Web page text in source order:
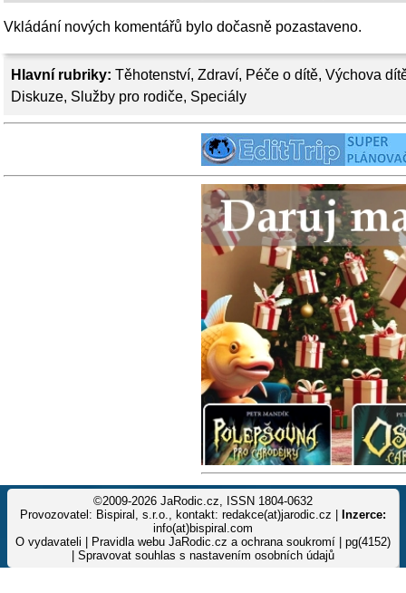
Hlavní rubriky: Těhotenství, Zdraví, Péče o dítě, Výchova
Diskuze, Služby pro rodiče, Speciály
Vkládání nových komentářů bylo dočasně pozastaveno.
©2009-2026 JaRodic.cz, ISSN 1804-0632
Provozovatel: Bispiral, s.r.o., kontakt: redakce(at)jarodic.cz |
Inzerce:
info(at)bispiral.com
O vydavateli
Pravidla webu JaRodic.cz a ochrana soukromí | pg(4152)
Spravovat souhlas s nastavením osobních údajů